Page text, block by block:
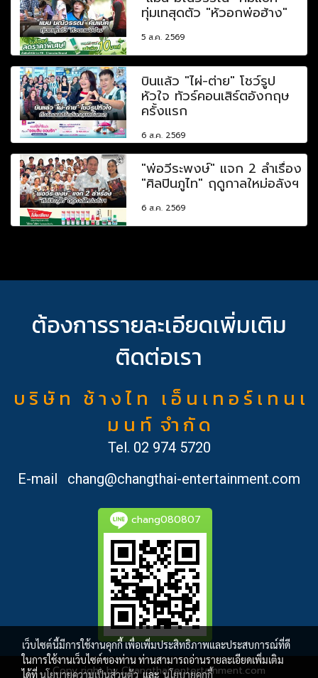
ทุ่มเทสุดตัว "หัวอกพ่อฮ้าง"
5 ส.ค. 2569
บินแล้ว "ไผ่-ต่าย" โชว์รูป
หัวใจ ทัวร์คอนเสิร์ตอังกฤษ
ครั้งแรก
6 ส.ค. 2569
"พ่อวีระพงษ์" แจก 2 ลำเรื่อง
"ศิลปินภูไท" ฤดูกาลใหม่อลังฯ
6 ส.ค. 2569
ต้องการรายละเอียดเพิ่มเติม
ติดต่อเรา
บ ริ ษั ท ช้ า ง ไ ท เ อ็ น เ ท อ ร์ เ ท น เ
ม น ท์ จำ กั ด
Tel. 02 974 5720
E-mail
chang@changthai-entertainment.com
chang080807
Copy right by Changthai-entertainment.com
เว็บไซต์นี้มีการใช้งานคุกกี้ เพื่อเพิ่มประสิทธิภาพและประสบการณ์ที่ดี
ในการใช้งานเว็บไซต์ของท่าน ท่านสามารถอ่านรายละเอียดเพิ่มเติม
ได้ที่นโยบายความเป็นส่วนตัวและนโยบายคุกกี้